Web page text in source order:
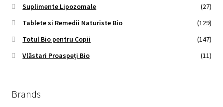
Suplimente Lipozomale
(27)
Tablete si Remedii Naturiste Bio
(129)
Totul Bio pentru Copii
(147)
Vlăstari Proaspeți Bio
(11)
Brands